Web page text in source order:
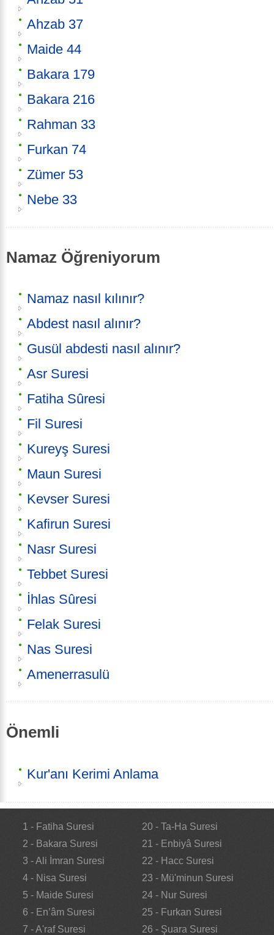
Ahzab 37
Maide 44
Bakara 179
Bakara 216
Rahman 33
Furkan 74
Zümer 53
Nebe 33
Namaz Öğreniyorum
Namaz nasıl kılınır?
Abdest nasıl alınır?
Gusül abdesti nasıl alınır?
Asr Suresi
Fatiha Sûresi
Fil Suresi
Kureyş Suresi
Maun Suresi
Kevser Suresi
Kafirun Suresi
Nasr Suresi
Tebbet Suresi
İhlas Sûresi
Felak Suresi
Nas Suresi
Amenerrasulü
Önemli
Kur'anı Kerimi Anlama
1 - Fatiha Suresi
2 - Bakara Suresi
3 - Ali İmran Suresi
4 - Nisa Suresi
5 - Maide Suresi
6 - En’âm Suresi
7 - A'raf Suresi
20 - Ta-Ha Suresi
21 - Enbiyâ Suresi
22 - Hacc Suresi
23 - Mü'minun Suresi
24 - Nur Suresi
25 - Furkan Suresi
26 - Şuara Suresi